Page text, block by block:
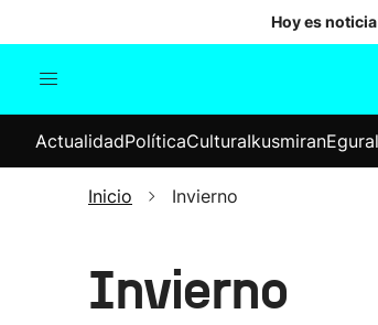
Hoy es noticia
Internacional
Elecciones
ActualidadPolíticaCulturaIkusmiran
Inicio Invierno
Invierno